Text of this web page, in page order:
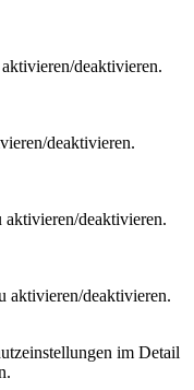
deaktivieren.
deaktivieren.
deaktivieren.
aktivieren/deaktivieren.
im Detail